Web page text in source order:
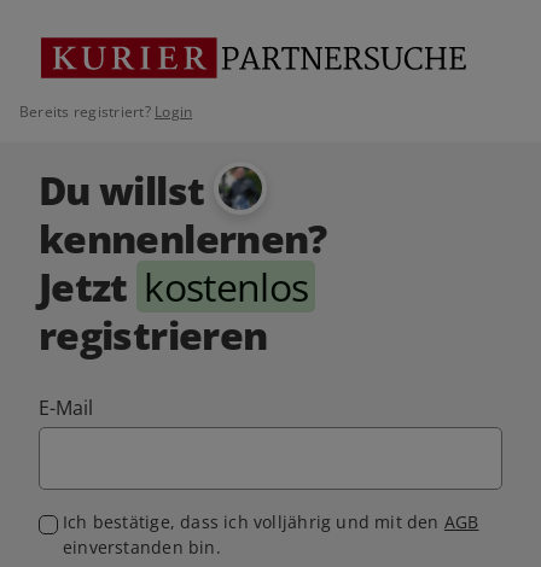
Bereits registriert? Login
Du willst
kennenlernen?
Jetzt kostenlos
registrieren
E-Mail
Ich bestätige, dass ich volljährig und mit den AGB
einverstanden bin.